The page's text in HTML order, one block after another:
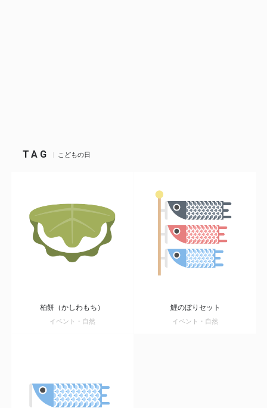
TAG こどもの日
柏餅（かしわもち）
イベント・自然
鯉のぼりセット
イベント・自然